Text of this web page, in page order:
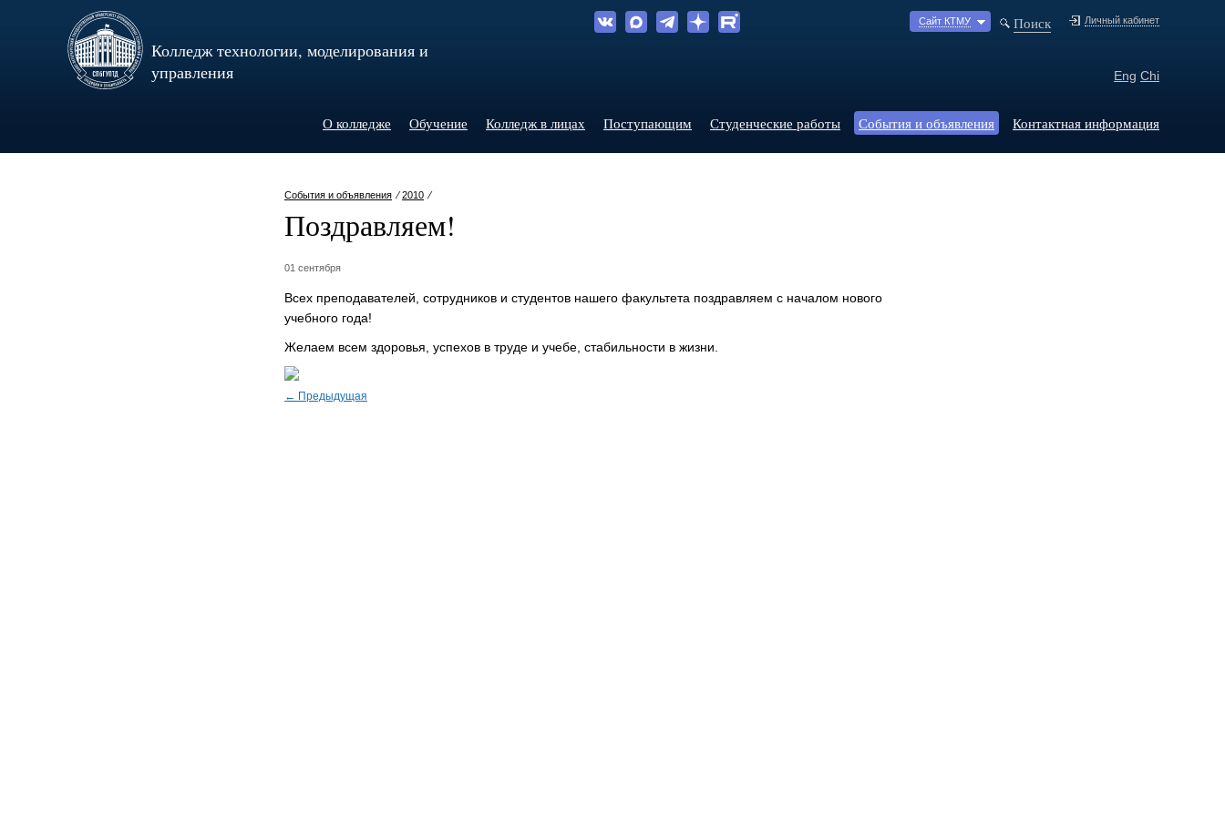
Колледж технологии, моделирования и
управления
Личный кабинет
Поиск
Сайт КТМУ
Eng Chi
О колледже Обучение Колледж в лицах Поступающим Студенческие работы События и объявления Контактная информация
События и объявления ⁄2010 ⁄
Поздравляем!
01 сентября
Всех преподавателей, сотрудников и студентов нашего факультета поздравляем с началом нового
учебного года!
Желаем всем здоровья, успехов в труде и учебе, стабильности в жизни.
← Предыдущая